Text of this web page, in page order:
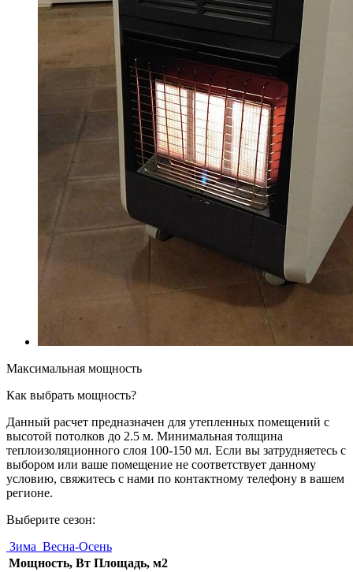
Максимальная мощность
Как выбрать мощность?
Данный расчет предназначен для утепленных помещений с
высотой потолков до 2.5 м. Минимальная толщина
теплоизоляционного слоя 100-150 мл. Если вы затрудняетесь с
выбором или ваше помещение не соответствует данному
условию, свяжитесь с нами по контактному телефону в вашем
регионе.
Выберите сезон:
Зима Весна-Осень
Мощность, Вт Площадь, м2